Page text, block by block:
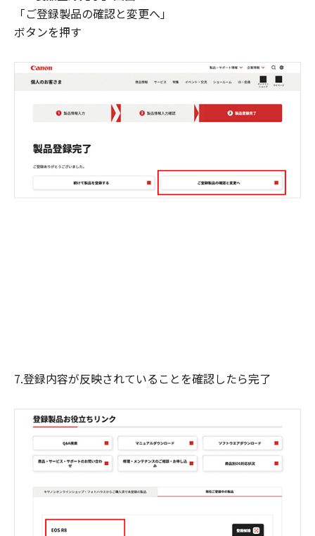
「ご登録製品の確認と変更へ」
ボタンを押す
7.登録内容が反映されていることを確認したら完了